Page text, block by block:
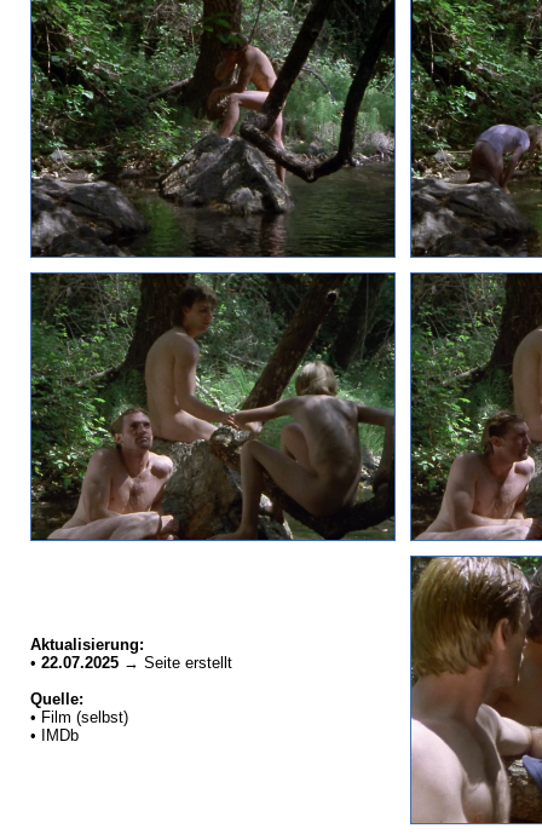
Aktualisierung:
• 22.07.2025 → Seite erstellt
Quelle:
• Film (selbst)
• IMDb